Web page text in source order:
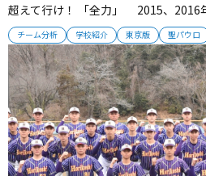
チーム分析 学校紹介 東京版 聖パウロ
超えて行け！ 「全力」 2015、2016
進出を果たした聖パウロ学園。あれか
場（準々決勝以上）を目指して戦って
を撃破 個性あふれる選手たちが、グ
て...